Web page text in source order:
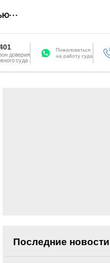
доверия
суда
Пожаловаться
на работу суда
Последние новости